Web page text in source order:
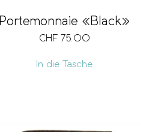
Portemonnaie «Black»
CHF 75.00
In die Tasche